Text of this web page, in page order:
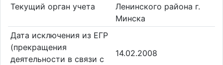
Текущий орган учета
Ленинского района г.
Минска
Дата исключения из ЕГР
(прекращения
деятельности в связи с
14.02.2008